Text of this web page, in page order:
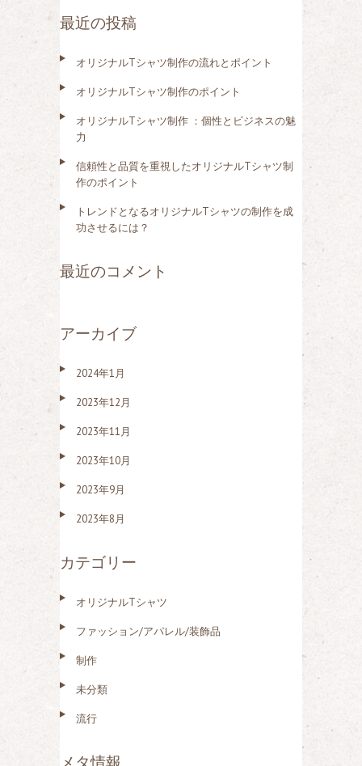
:最近の投稿
オリジナルTシャツ制作の流れとポイント
オリジナルTシャツ制作のポイント
オリジナルTシャツ制作 ：個性とビジネスの魅
力
信頼性と品質を重視したオリジナルTシャツ制
作のポイント
トレンドとなるオリジナルTシャツの制作を成
功させるには？
最近のコメント
アーカイブ
2024年1月
2023年12月
2023年11月
2023年10月
2023年9月
2023年8月
カテゴリー
オリジナルTシャツ
ファッション/アパレル/装飾品
制作
未分類
流行